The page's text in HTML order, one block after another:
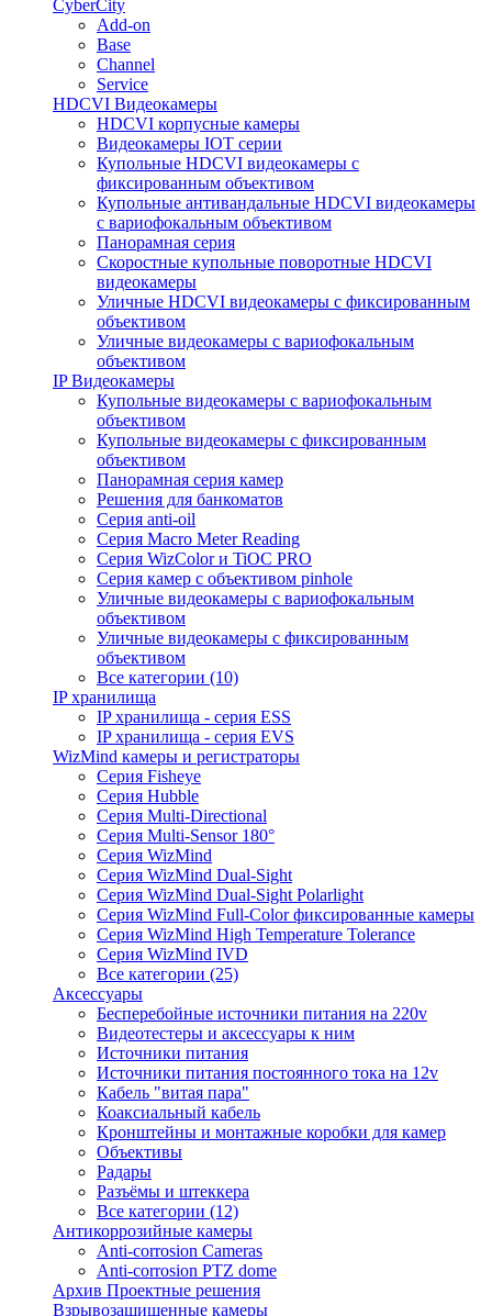
CyberCity
Add-on
Base
Channel
Service
HDCVI Видеокамеры
HDCVI корпусные камеры
Видеокамеры IOT серии
Купольные HDCVI видеокамеры с
фиксированным объективом
Купольные антивандальные HDCVI видеокамеры
с вариофокальным объективом
Панорамная серия
Скоростные купольные поворотные HDCVI
видеокамеры
Уличные HDCVI видеокамеры с фиксированным
объективом
Уличные видеокамеры с вариофокальным
объективом
IP Видеокамеры
Купольные видеокамеры с вариофокальным
объективом
Купольные видеокамеры с фиксированным
объективом
Панорамная серия камер
Решения для банкоматов
Серия anti-oil
Серия Macro Meter Reading
Серия WizColor и TiOC PRO
Серия камер с объективом pinhole
Уличные видеокамеры с вариофокальным
объективом
Уличные видеокамеры с фиксированным
объективом
Все категории (10)
IP хранилища
IP хранилища - серия ESS
IP хранилища - серия EVS
WizMind камеры и регистраторы
Серия Fisheye
Серия Hubble
Серия Multi-Directional
Серия Multi-Sensor 180°
Серия WizMind
Серия WizMind Dual-Sight
Серия WizMind Dual-Sight Polarlight
Серия WizMind Full-Color фиксированные камеры
Серия WizMind High Temperature Tolerance
Серия WizMind IVD
Все категории (25)
Аксессуары
Бесперебойные источники питания на 220v
Видеотестеры и аксессуары к ним
Источники питания
Источники питания постоянного тока на 12v
Кабель "витая пара"
Коаксиальный кабель
Кронштейны и монтажные коробки для камер
Объективы
Радары
Разъёмы и штеккера
Все категории (12)
Антикоррозийные камеры
Anti-corrosion Cameras
Anti-corrosion PTZ dome
Архив Проектные решения
Взрывозащищенные камеры